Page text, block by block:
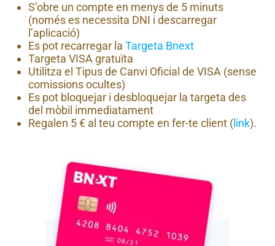
S’obre un compte en menys de 5 minuts
(només es necessita DNI i descarregar
l’aplicació)
Es pot recarregar la Targeta Bnext
Targeta VISA gratuïta
Utilitza el Tipus de Canvi Oficial de VISA (sense
comissions ocultes)
Es pot bloquejar i desbloquejar la targeta des
del mòbil immediatament
Regalen 5 € al teu compte en fer-te client ( link).